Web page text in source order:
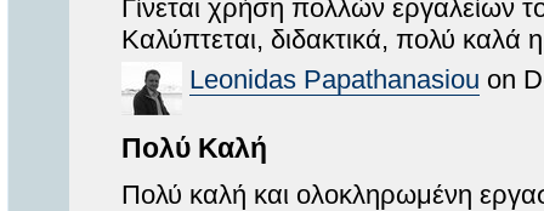
Γίνεται χρήση πολλών εργαλείων
Καλύπτεται, διδακτικά, πολύ καλά
Leonidas Papathanasiou on
Πολύ Καλή
Πολύ καλή και ολοκληρωμένη